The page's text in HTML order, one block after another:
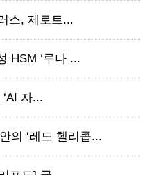
스, 제로트...
HSM ‘루나 ...
자...
의 ‘레드 헬리콥...